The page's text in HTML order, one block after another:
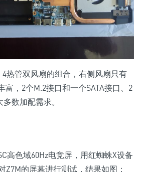
4热管双风扇的组合，右侧风扇只有
富，2个M.2接口和一个SATA接口、2
数加配需求。
高色域60Hz电竞屏，用红蜘蛛X设备
Z7M的屏幕进行测试，结果如图：